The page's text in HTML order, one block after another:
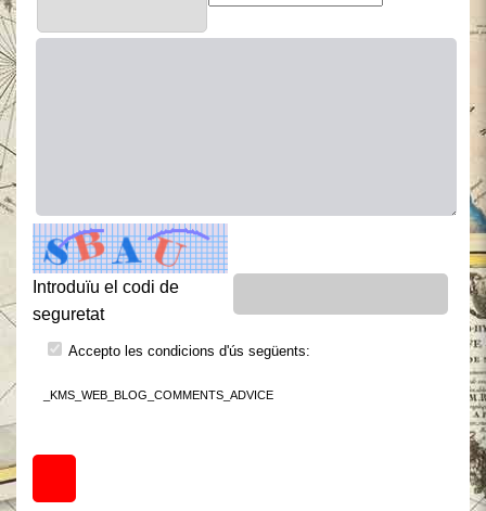
Introduïu el codi de
seguretat
Accepto les condicions d'ús següents:
_KMS_WEB_BLOG_COMMENTS_ADVICE